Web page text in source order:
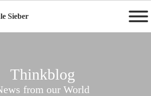
Sieber
Thinkblog
from our World